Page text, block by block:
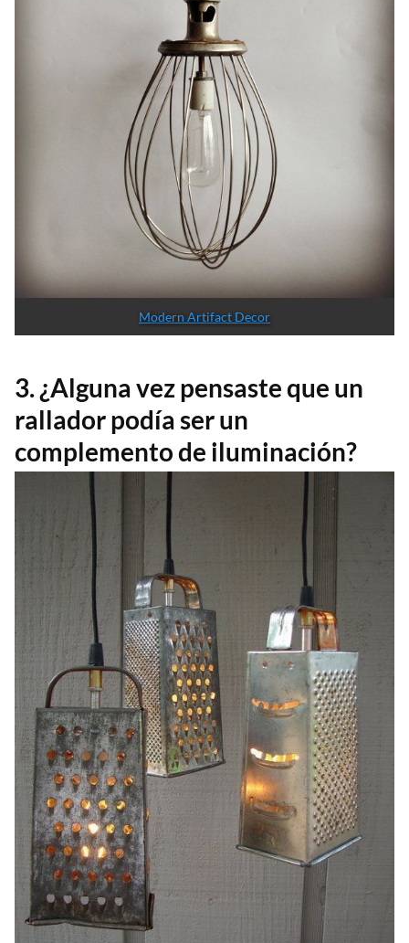
Modern Artifact Decor
3. ¿Alguna vez pensaste que un
rallador podía ser un
complemento de iluminación?